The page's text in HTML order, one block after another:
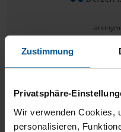
Zustimmung
Privatsphäre-
Wir verwenden Cookies,
personalisieren,
Hallo, für die
freundliche Beratung,